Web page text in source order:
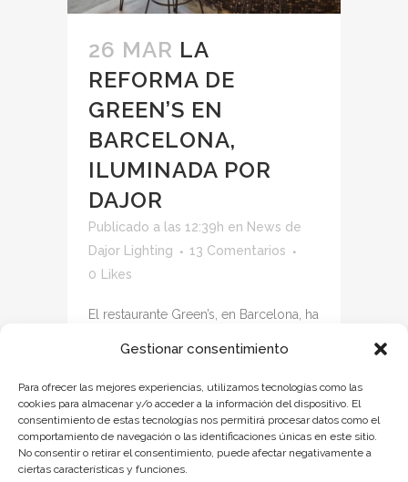
Gestionar consentimiento
Para ofrecer las mejores experiencias, utilizamos tecnologías como las
cookies para almacenar y/o acceder a la información del dispositivo. El
consentimiento de estas tecnologías nos permitirá procesar datos como el
comportamiento de navegación o las identificaciones únicas en este sitio.
No consentir o retirar el consentimiento, puede afectar negativamente a
ciertas características y funciones.
26 MAR LA
REFORMA DE
GREEN’S EN
BARCELONA,
ILUMINADA POR
DAJOR
Publicado a las 12:39h en News de
Dajor Lighting
13 Comentarios
0 Likes
El restaurante Green’s, en Barcelona, ha
realizada por la arquitecta Cristina
Ortega. Green’s fue adquirido...
VER MÁS